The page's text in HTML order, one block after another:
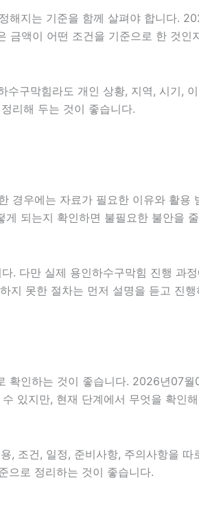
지는 기준을 함께 살펴야 합니다.
액이 어떤 조건을 기준으로 한 것인
구막힘라도 개인 상황, 지역, 시기,
리해 두는 것이 좋습니다.
경우에는 자료가 필요한 이유와 활
되는지 확인하면 불필요한 불안을
. 다만 실제 용인하수구막힘 진행 과
지 못한 절차는 먼저 설명을 듣고 진
인하는 것이 좋습니다. 2026년07
있지만, 현재 단계에서 무엇을 확인
조건, 일정, 준비사항, 주의사항을
으로 정리하는 것이 좋습니다.